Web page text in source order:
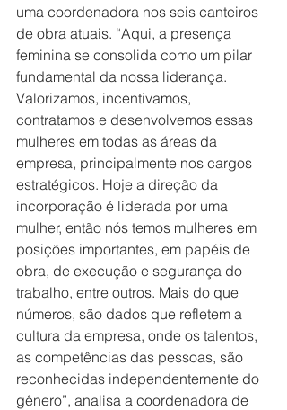
uma coordenadora nos seis canteiros
de obra atuais. “Aqui, a presença
feminina se consolida como um pilar
fundamental da nossa liderança.
Valorizamos, incentivamos,
contratamos e desenvolvemos essas
mulheres em todas as áreas da
empresa, principalmente nos cargos
estratégicos. Hoje a direção da
incorporação é liderada por uma
mulher, então nós temos mulheres em
posições importantes, em papéis de
obra, de execução e segurança do
trabalho, entre outros. Mais do que
números, são dados que refletem a
cultura da empresa, onde os talentos,
as competências das pessoas, são
reconhecidas independentemente do
gênero”, analisa a coordenadora de